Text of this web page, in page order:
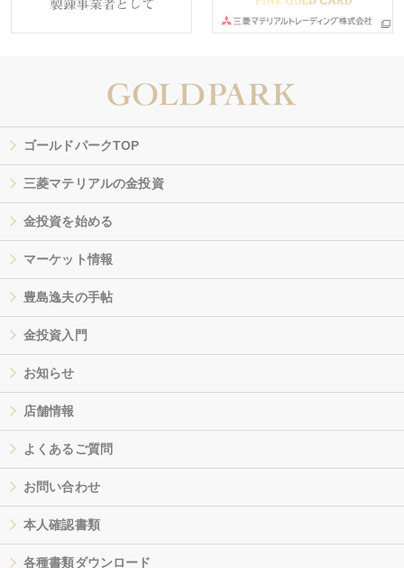
ゴールドパークTOP
三菱マテリアルの金投資
金投資を始める
マーケット情報
豊島逸夫の手帖
金投資入門
お知らせ
店舗情報
よくあるご質問
お問い合わせ
本人確認書類
各種書類ダウンロード